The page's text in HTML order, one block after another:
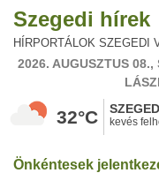
Szegedi hírek
HÍRPORTÁLOK SZEGEDI
2026. AUGUSZTUS 08.,
32°C SZEGED
kevés
Önkéntesek